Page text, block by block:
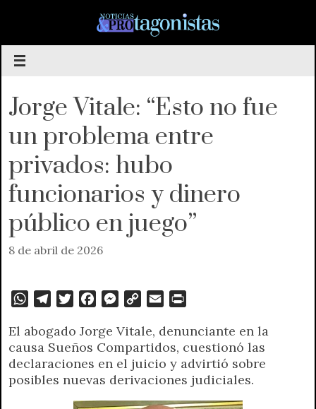
contenido
Jorge Vitale: “Esto no fue
un problema entre
privados: hubo
funcionarios y dinero
público en juego”
8 de abril de 2026
W
a
t
s
A
l
e
g
r
i
t
t
e
r
c
e
b
o
o
M
s
s
e
n
g
p
y
L
i
n
a
i
l
i
n
t
F
r
El abogado Jorge Vitale, denunciante en la
causa Sueños Compartidos, cuestionó las
declaraciones en el juicio y advirtió sobre
posibles nuevas derivaciones judiciales.